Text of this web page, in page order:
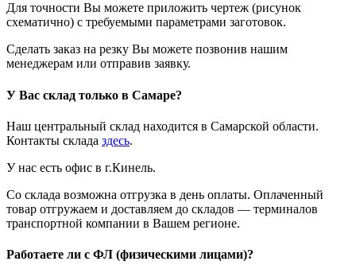
Для точности Вы можете приложить чертеж (рисунок
схематично) с требуемыми параметрами заготовок.
Сделать заказ на резку Вы можете позвонив нашим
менеджерам или отправив заявку.
У Вас склад только в Самаре?
Наш центральный склад находится в Самарской области.
Контакты склада здесь.
У нас есть офис в г.Кинель.
Со склада возможна отгрузка в день оплаты. Оплаченный
товар отгружаем и доставляем до складов — терминалов
транспортной компании в Вашем регионе.
Работаете ли с ФЛ (физическими лицами)?